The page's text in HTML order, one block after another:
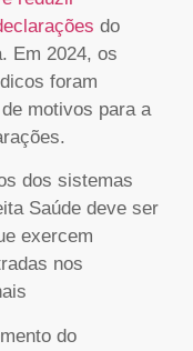
do
Em 2024, os
foram
motivos para a
dos sistemas
Saúde deve ser
exercem
nos
do